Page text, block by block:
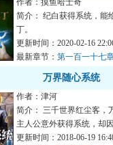
作者：摸鱼哈士奇
简介： 纪白获得系统，能
丁。
学习太累了？
更新时间：2020-02-16
最新章节： 第一百一十七
万界随心系统
作者：津河
简介： 三千世界红尘客，
主人公意外获得系统，却
妖，但是主人公...
更新时间：2018-06-19